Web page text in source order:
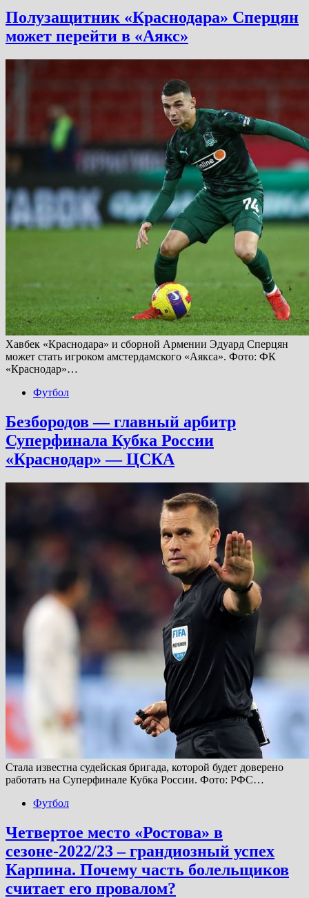
Полузащитник «Краснодара» Сперцян
может перейти в «Аякс»
Хавбек «Краснодара» и сборной Армении Эдуард Сперцян
может стать игроком амстердамского «Аякса». Фото: ФК
«Краснодар»…
Футбол
Безбородов — главный арбитр
Суперфинала Кубка России
«Краснодар» — ЦСКА
Стала известна судейская бригада, которой будет доверено
работать на Суперфинале Кубка России. Фото: РФС…
Футбол
Четвертое место «Ростова» в
сезоне-2022/23 – грандиозный успех
Карпина. Почему часть болельщиков
считает его провалом?